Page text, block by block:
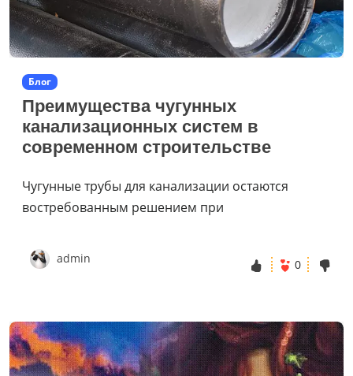
Блог
Преимущества чугунных
канализационных систем в
современном строительстве
Чугунные трубы для канализации остаются
востребованным решением при
admin 0